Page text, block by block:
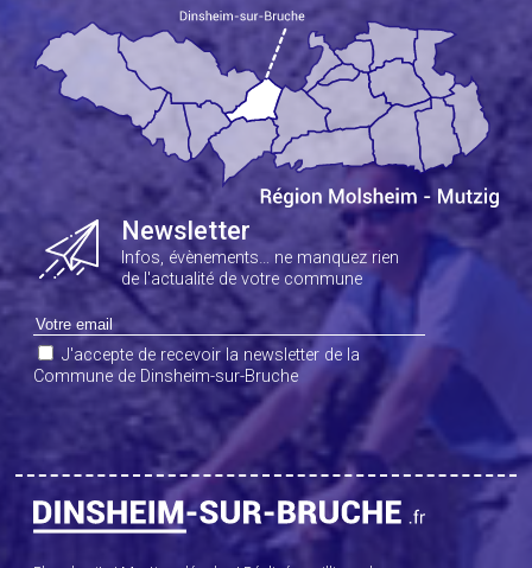
Newsletter
Infos, évènements… ne manquez rien
de l'actualité de votre commune
J'accepte de recevoir la newsletter de la
Commune de Dinsheim-sur-Bruche